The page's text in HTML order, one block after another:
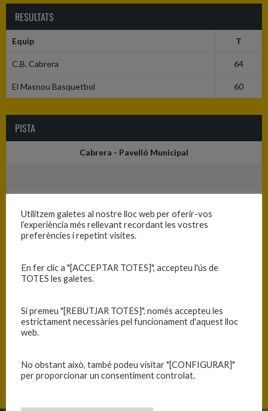
RESULTATS
Equip T
C.B. Cabrera 64
El Masnou Basquetbol 60
PISTA
Cabrera - Pavelló Municipal
Carrer de la Riera, 08349 Cabrera de Mar, Catalunya
Utilitzem galetes al nostre lloc web per oferir-vos
l’experiència més rellevant recordant les vostres
preferències i repetint visites.
En fer clic a "[ACCEPTAR TOTES]", accepteu l'ús de
TOTES les galetes.
Si premeu "[REBUTJAR TOTES]", només accepteu les
estrictament necessàries pel funcionament d'aquest lloc
web.
No obstant això, també podeu visitar "[CONFIGURAR]"
per proporcionar un consentiment controlat.